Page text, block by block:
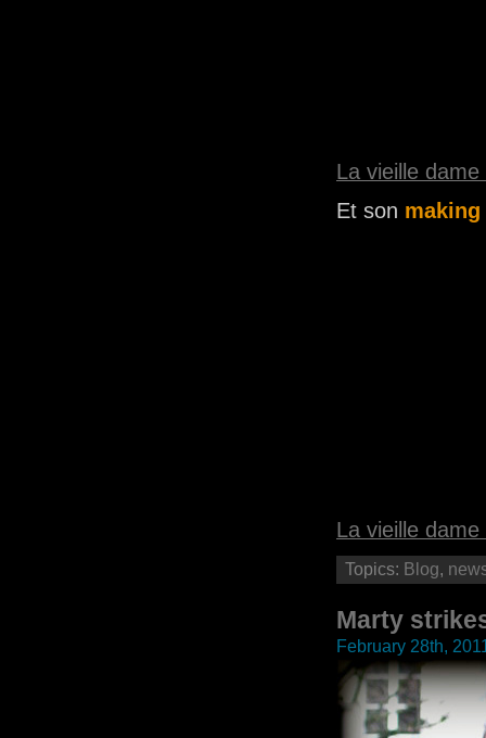
La vieille
Et son
La vieille
Topics: Blog,
Marty
February 28th,